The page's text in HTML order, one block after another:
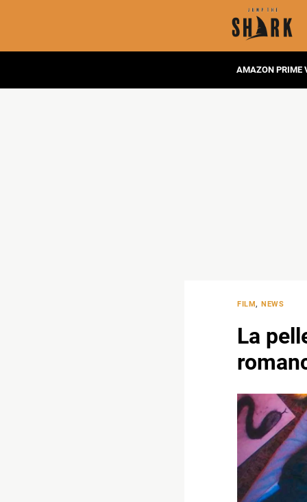
AMAZON PRIME
FILM, NEWS
La